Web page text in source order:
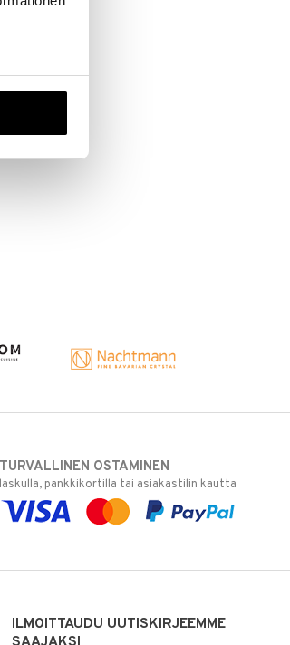
€
TURVALLINEN OSTAMINEN
laskulla, pankkikortilla tai asiakastilin kautta
ILMOITTAUDU UUTISKIRJEEMME